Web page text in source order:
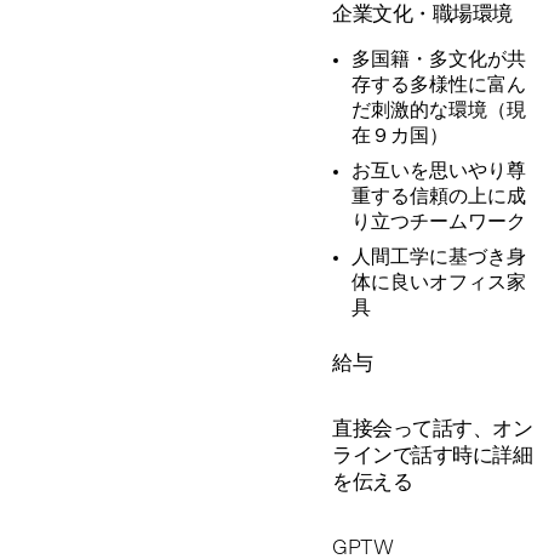
企業文化・職場環境
多国籍・多文化が共
存する多様性に富ん
だ刺激的な環境（現
在９カ国）
お互いを思いやり尊
重する信頼の上に成
り立つチームワーク
人間工学に基づき身
体に良いオフィス家
具
給与
直接会って話す、オン
ラインで話す時に詳細
を伝える
GPTW